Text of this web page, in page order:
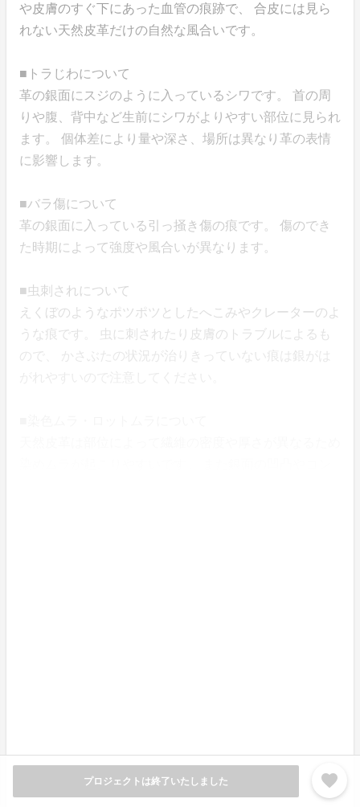
プロジェクトは終了いたしました favorite
や皮膚のすぐ下にあった血管の痕跡で、 合皮には見ら
れない天然皮革だけの自然な風合いです。
■トラじわについて
革の銀面にスジのように入っているシワです。 首の周
りや腹、背中など生前にシワがよりやすい部位に見られ
ます。 個体差により量や深さ、場所は異なり革の表情
に影響します。
■バラ傷について
革の銀面に入っている引っ掻き傷の痕です。 傷のでき
た時期によって強度や風合いが異なります。
■虫刺されについて
えくぼのようなポツポツとしたへこみやクレーターのよ
うな痕です。 虫に刺されたり皮膚のトラブルによるも
ので、 かさぶたの状況が治りきっていない痕は銀がは
ざいます。